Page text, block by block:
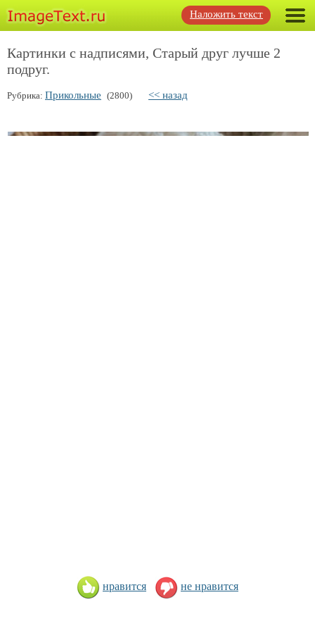
Наложить текст
Картинки с надписями, Старый друг лучше 2
подруг.
Рубрика: Прикольные (2800) << назад
нравится не нравится